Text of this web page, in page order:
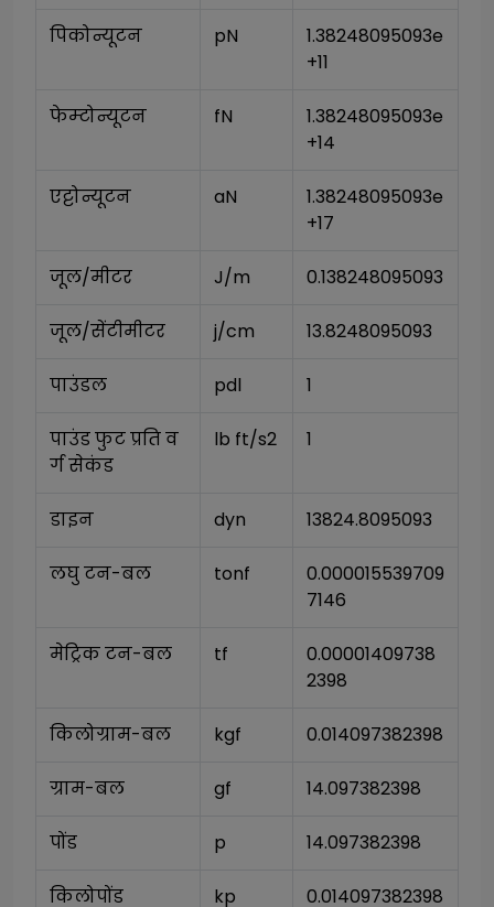
पिकोन्यूटन pN
1.38248095093e
+11
फेम्टोन्यूटन fN
1.38248095093e
+14
एट्टोन्यूटन aN
1.38248095093e
+17
जूल/मीटर J/m 0.138248095093
जूल/सेंटीमीटर j/cm 13.8248095093
पाउंडल pdl 1
पाउंड फुट प्रति व
र्ग सेकंड
lb ft/s2 1
डाइन dyn 13824.8095093
लघु टन-बल tonf
0.000015539709
7146
मेट्रिक टन-बल tf
0.00001409738
2398
किलोग्राम-बल kgf 0.014097382398
ग्राम-बल gf 14.097382398
पोंड p 14.097382398
किलोपोंड kp 0.014097382398